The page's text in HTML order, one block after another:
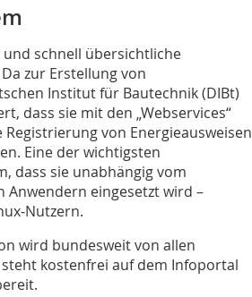
und schnell übersichtliche
zur Erstellung von
Institut für Bautechnik (DIBt)
dass sie mit den „Webservices“
von Energieausweisen
Eine der wichtigsten
dass sie unabhängig vom
eingesetzt wird –
Nutzern.
wird bundesweit von allen
kostenfrei auf dem Infoportal